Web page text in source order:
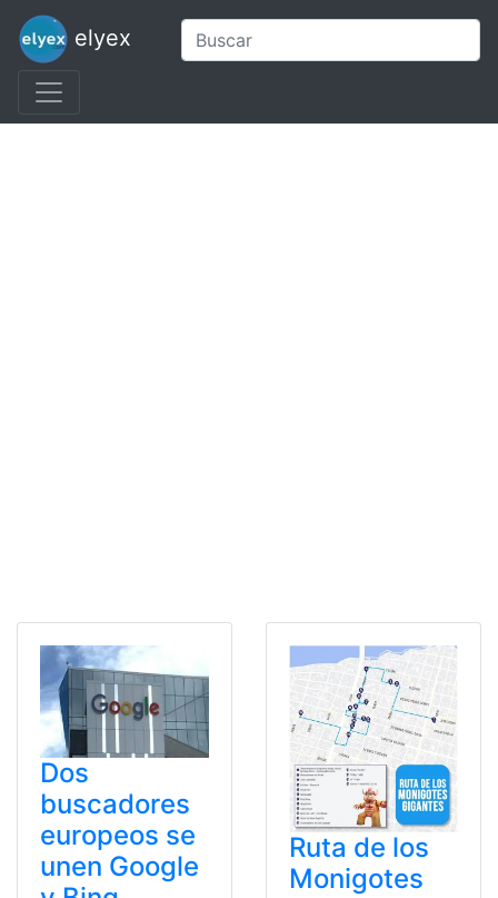
elyex
Dos
buscadores
europeos se
unen Google
Ruta de los
Monigotes